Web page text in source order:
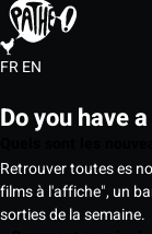
FREN
Do you have
Retrouver toutes es
films à l'affiche", un
sorties de la semaine.